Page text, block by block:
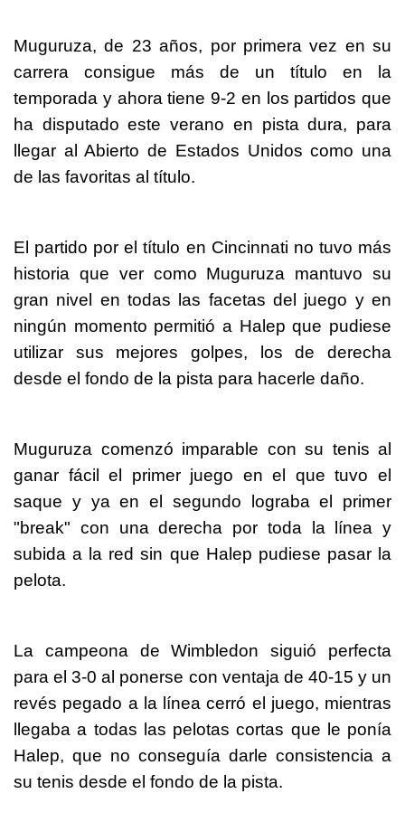
Muguruza, de 23 años, por primera vez en su
carrera consigue más de un título en la
temporada y ahora tiene 9-2 en los partidos que
ha disputado este verano en pista dura, para
llegar al Abierto de Estados Unidos como una
de las favoritas al título.
El partido por el título en Cincinnati no tuvo más
historia que ver como Muguruza mantuvo su
gran nivel en todas las facetas del juego y en
ningún momento permitió a Halep que pudiese
utilizar sus mejores golpes, los de derecha
desde el fondo de la pista para hacerle daño.
Muguruza comenzó imparable con su tenis al
ganar fácil el primer juego en el que tuvo el
saque y ya en el segundo lograba el primer
"break" con una derecha por toda la línea y
subida a la red sin que Halep pudiese pasar la
pelota.
La campeona de Wimbledon siguió perfecta
para el 3-0 al ponerse con ventaja de 40-15 y un
revés pegado a la línea cerró el juego, mientras
llegaba a todas las pelotas cortas que le ponía
Halep, que no conseguía darle consistencia a
su tenis desde el fondo de la pista.